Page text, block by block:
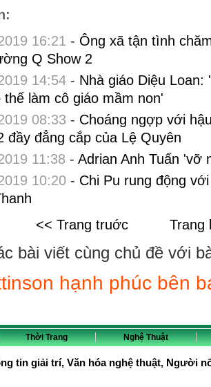
16:21 - Ông xã tận tình
Q Show 2
14:54- Nhà giáo Diệu Loan:
thế làm cô giáo mầm non'
08:33 - Choáng ngợp với
đầy đẳng cắp của Lệ Quyên
11:38 - Adrian Anh Tuấn 'vỡ
10:20- Chi Pu rung động
<< Trang truớc
Trang
bài viết cùng chủ đề với
hạnh phúc bên
Thời Trang Nghệ Thuật
tin giải trí, Văn hóa nghệ thuật, Người